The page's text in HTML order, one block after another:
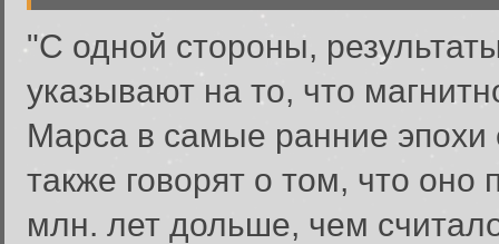
"С одной стороны,
указывают на то, что
Марса в самые ранние эпохи
также говорят о том, что
млн. лет дольше, чем